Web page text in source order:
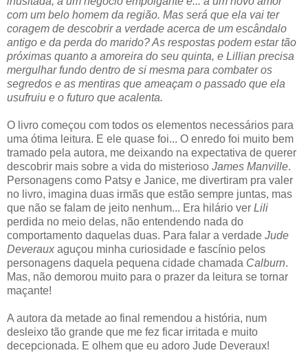
com um belo homem da região. Mas será que ela vai ter
coragem de descobrir a verdade acerca de um escândalo
antigo e da perda do marido? As respostas podem estar tão
próximas quanto a amoreira do seu quinta, e Lillian precisa
mergulhar fundo dentro de si mesma para combater os
segredos e as mentiras que ameaçam o passado que ela
usufruiu e o futuro que acalenta.
O livro começou com todos os elementos necessários para
uma ótima leitura. E ele quase foi... O enredo foi muito bem
tramado pela autora, me deixando na expectativa de querer
descobrir mais sobre a vida do misterioso James Manville.
Personagens como Patsy e Janice, me divertiram pra valer
no livro, imagina duas irmãs que estão sempre juntas, mas
que não se falam de jeito nenhum... Era hilário ver Lili
perdida no meio delas, não entendendo nada do
comportamento daquelas duas. Para falar a verdade Jude
Deveraux aguçou minha curiosidade e fascínio pelos
personagens daquela pequena cidade chamada Calburn.
Mas, não demorou muito para o prazer da leitura se tornar
maçante!
A autora da metade ao final remendou a história, num
desleixo tão grande que me fez ficar irritada e muito
decepcionada. E olhem que eu adoro Jude Deveraux!